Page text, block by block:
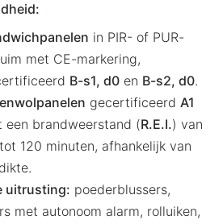
in PIR- of PUR-
met CE-markering,
B-s1, d0 en B-s2, d0.
gecertificeerd A1
een brandweerstand (R.E.I.) van
120 minuten, afhankelijk van
uitrusting: poederblussers,
met autonoom alarm, rolluiken,